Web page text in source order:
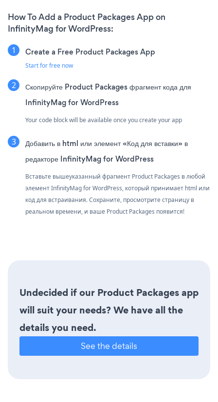
How To Add a Product Packages App on
InfinityMag for WordPress:
Create a Free Product Packages App
Start for free now
Скопируйте Product Packages фрагмент кода для
InfinityMag for WordPress
Your code block will be available once you create your app
Добавить в html или элемент «Код для вставки» в
редакторе InfinityMag for WordPress
Вставьте вышеуказанный фрагмент Product Packages в любой
элемент InfinityMag for WordPress, который принимает html или
код для встраивания. Сохраните, просмотрите страницу в
реальном времени, и ваше Product Packages появится!
Undecided if our Product Packages app
will suit your needs? We have all the
details you need.
See the details